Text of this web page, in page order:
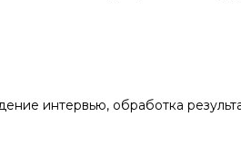
интервью, обработка